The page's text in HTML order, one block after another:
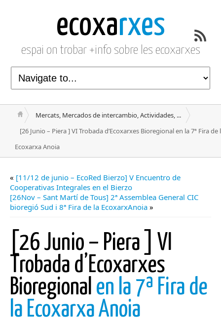
ecoxarxes
espai on trobar +info sobre les ecoxarxes
Mercats, Mercados de intercambio, Actividades, ...
[26 Junio – Piera ] VI Trobada d’Ecoxarxes Bioregional en la 7ª Fira de
Ecoxarxa Anoia
« [11/12 de junio – EcoRed Bierzo] V Encuentro de
Cooperativas Integrales en el Bierzo
[26Nov – Sant Martí de Tous] 2ª Assemblea General CIC
bioregió Sud i 8ª Fira de la EcoxarxAnoia »
[26 Junio – Piera ] VI
Trobada d’Ecoxarxes
Bioregional en la 7ª Fira de
la Ecoxarxa Anoia